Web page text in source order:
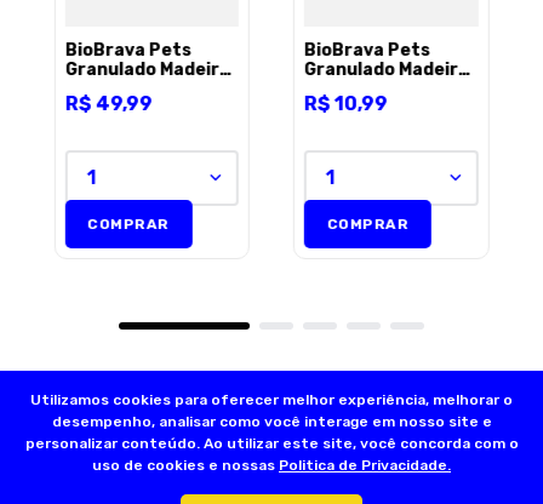
Utilizamos cookies para oferecer melhor experiência, melhorar o
desempenho, analisar como você interage em nosso site e
personalizar conteúdo. Ao utilizar este site, você concorda com o
uso de cookies e nossas Politica de Privacidade.
BioBrava Pets
Granulado Madeira
R$ 49,99
1
COMPRAR
BioBrava Pets
Granulado Madeira
R$ 10,99
1
COMPRAR